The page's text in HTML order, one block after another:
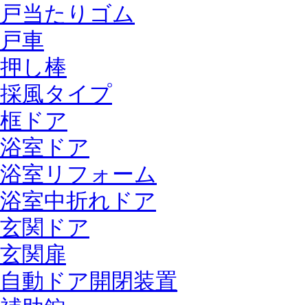
戸当たりゴム
戸車
押し棒
採風タイプ
框ドア
浴室ドア
浴室リフォーム
浴室中折れドア
玄関ドア
玄関扉
自動ドア開閉装置